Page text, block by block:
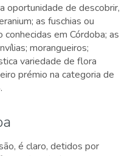
oportunidade de descobrir,
as fuschias ou
conhecidas em Córdoba; as
morangueiros;
variedade de flora
prémio na categoria de
é claro, detidos por